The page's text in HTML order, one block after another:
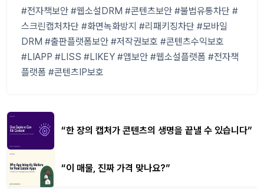
#전자책보안 #웹소설DRM #콘텐츠보안 #불법유통차단 #
스크린캡처차단 #화면녹화방지 #리패키징차단 #모바일
DRM #출판플랫폼보안 #저작권보호 #콘텐츠수익보호
#LIAPP #LISS #LIKEY #앱보안 #웹소설플랫폼 #전자책
플랫폼 #콘텐츠IP보호
“한 장의 캡처가 콘텐츠의 생명을 끝낼 수 있습니다”
“이 매물, 진짜 가격 맞나요?”